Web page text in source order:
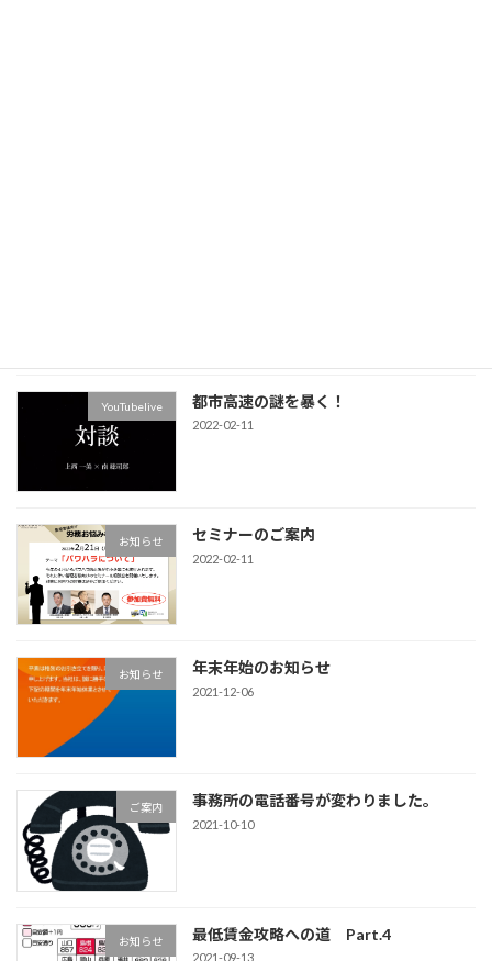
YouTubelive 都市高速の謎を暴く！
2022-02-11
お知らせ セミナーのご案内
2022-02-11
お知らせ 年末年始のお知らせ
2021-12-06
ご案内 事務所の電話番号が変わりました。
2021-10-10
お知らせ 最低賃金攻略への道 Part.4
2021-09-13